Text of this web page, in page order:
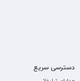
دسترسی سریع